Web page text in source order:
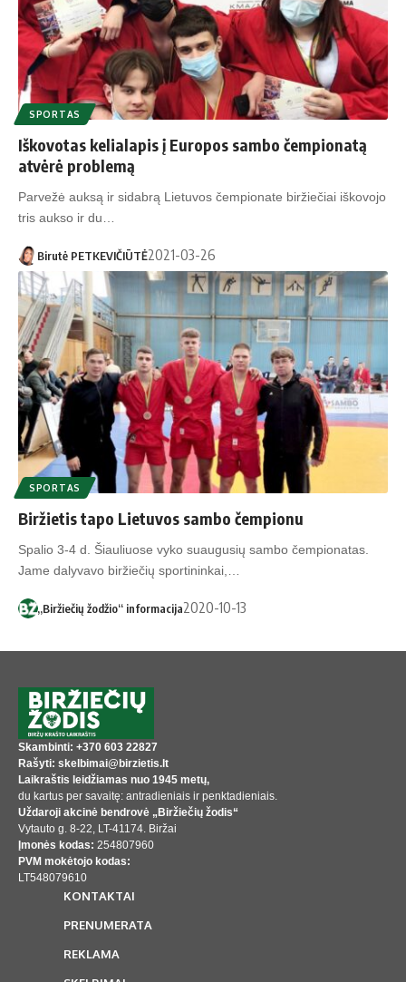
SPORTAS
Iškovotas kelialapis į Europos sambo čempionatą
atvėrė problemą
Parvežė auksą ir sidabrą Lietuvos čempionate biržiečiai iškovojo
tris aukso ir du…
Birutė PETKEVIČIŪTĖ2021-03-26
SPORTAS
Biržietis tapo Lietuvos sambo čempionu
Spalio 3-4 d. Šiauliuose vyko suaugusių sambo čempionatas.
Jame dalyvavo biržiečių sportininkai,…
„Biržiečių žodžio“ informacija2020-10-13
Skambinti: +370 603 22827
Rašyti: skelbimai@birzietis.lt
Laikraštis leidžiamas nuo 1945 metų,
du kartus per savaitę: antradieniais ir penktadieniais.
Uždaroji akcinė bendrovė „Biržiečių žodis“
Vytauto g. 8-22, LT-41174. Biržai
Įmonės kodas: 254807960
PVM mokėtojo kodas:
LT548079610
KONTAKTAI
PRENUMERATA
REKLAMA